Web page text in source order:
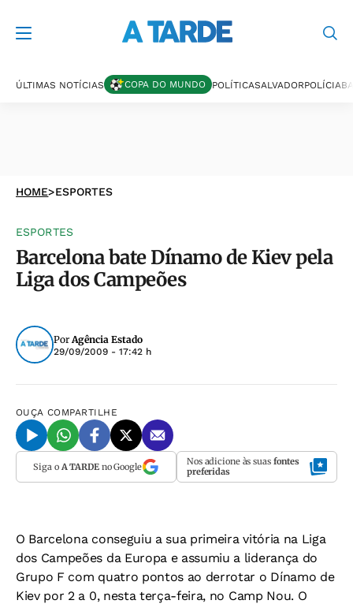
ÚLTIMAS NOTÍCIAS COPA DO MUNDO POLÍTICASALVADORPOLÍCIA
HOME>ESPORTES
ESPORTES
Barcelona bate Dínamo de Kiev pela
Liga dos Campeões
PorAgência Estado
29/09/2009 - 17:42 h
OUÇA COMPARTILHE
Siga o A TARDEno Google Nos adicione às suas fontes
preferidas
O Barcelona conseguiu a sua primeira vitória na Liga
dos Campeões da Europa e assumiu a liderança do
Grupo F com quatro pontos ao derrotar o Dínamo de
Kiev por 2 a 0, nesta terça-feira, no Camp Nou. O